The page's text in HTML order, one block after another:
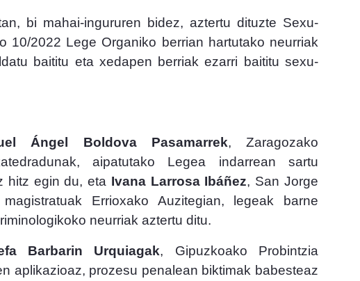
bi mahai-ingururen bidez, aztertu dituzte Sexu-
10/2022 Lege Organiko berrian hartutako neurriak
baititu eta xedapen berriak ezarri baititu sexu-
Ángel Boldova Pasamarrek, Zaragozako
aipatutako Legea indarrean sartu
hitz egin du, eta Ivana Larrosa Ibáñez, San Jorge
Errioxako Auzitegian, legeak barne
neurriak aztertu ditu.
Barbarin Urquiagak, Gipuzkoako Probintzia
aplikazioaz, prozesu penalean biktimak babesteaz